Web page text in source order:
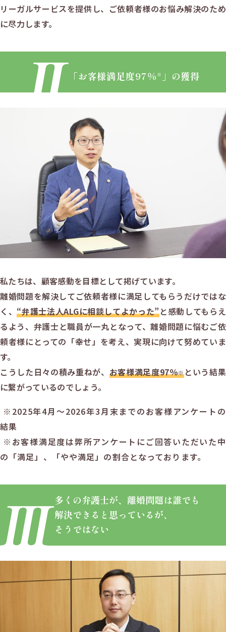
リーガルサービスを提供し、ご依頼者様のお悩み解決のため
に尽力します。
「お客様満足度97％ ※ 」 の獲得
私たちは、顧客感動を目標として掲げています。
離婚問題を解決してご依頼者様に満足してもらうだけではな
く、“弁護士法人ALGに相談してよかった”と感動してもらえ
るよう、弁護士と職員が一丸となって、離婚問題に悩むご依
頼者様にとっての「幸せ」を考え、実現に向けて努めていま
す。
こうした日々の積み重ねが、 お客様満足度97％※という結果
に繋がっているのでしょう。
※2025年4月～2026年3月末までのお客様アンケートの
結果
※お客様満足度は弊所アンケートにご回答いただいた中
の「満足」、「やや満足」の割合となっております。
多くの弁護士が、 離婚問題は誰でも
解決できると思っているが、
そうではない